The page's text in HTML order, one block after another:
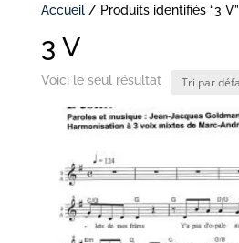
Accueil/ Produits identifiés “3 V”
3 V
Voici le seul résultat